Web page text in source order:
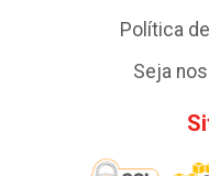
Política
Seja